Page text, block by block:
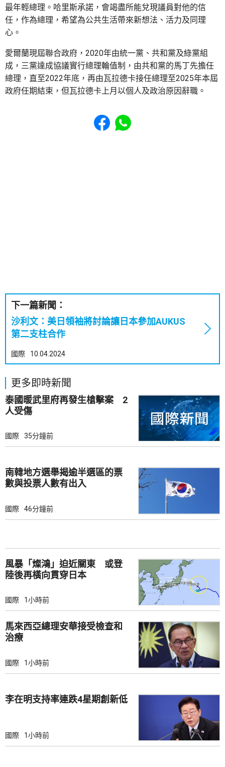
最年輕總理。哈里斯承諾，會竭盡所能兌現議員對他的信
任，作為總理，希望為公共生活帶來新想法、活力及同理
心。
愛爾蘭現屆聯合政府，2020年由統一黨、共和黨及綠黨組
成，三黨達成協議實行總理輪值制，由共和黨的馬丁先擔任
總理，直至2022年底，再由瓦拉德卡接任總理至2025年本屆
政府任期結束，但瓦拉德卡上月以個人及政治原因辭職。
Share to Facebook
Share to WhatsApp
下一篇新聞：
沙利文：美日領袖將討論讓日本參加AUKUS
第二支柱合作
國際 10.04.2024
更多即時新聞
泰國暖武里府再發生槍擊案 2
人受傷
國際 35分鐘前
南韓地方選舉揭逾半選區的票
數與投票人數有出入
國際 46分鐘前
風暴「燦鴻」迫近關東 或登
陸後再橫向貫穿日本
國際 1小時前
馬來西亞總理安華接受檢查和
治療
國際 1小時前
李在明支持率連跌4星期創新低
國際 1小時前